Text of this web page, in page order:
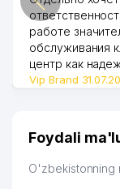
43 MOON
44
AKMAL
работе
обслуживания
центр как
Vip Brand
Foydali
O'zbekistonning